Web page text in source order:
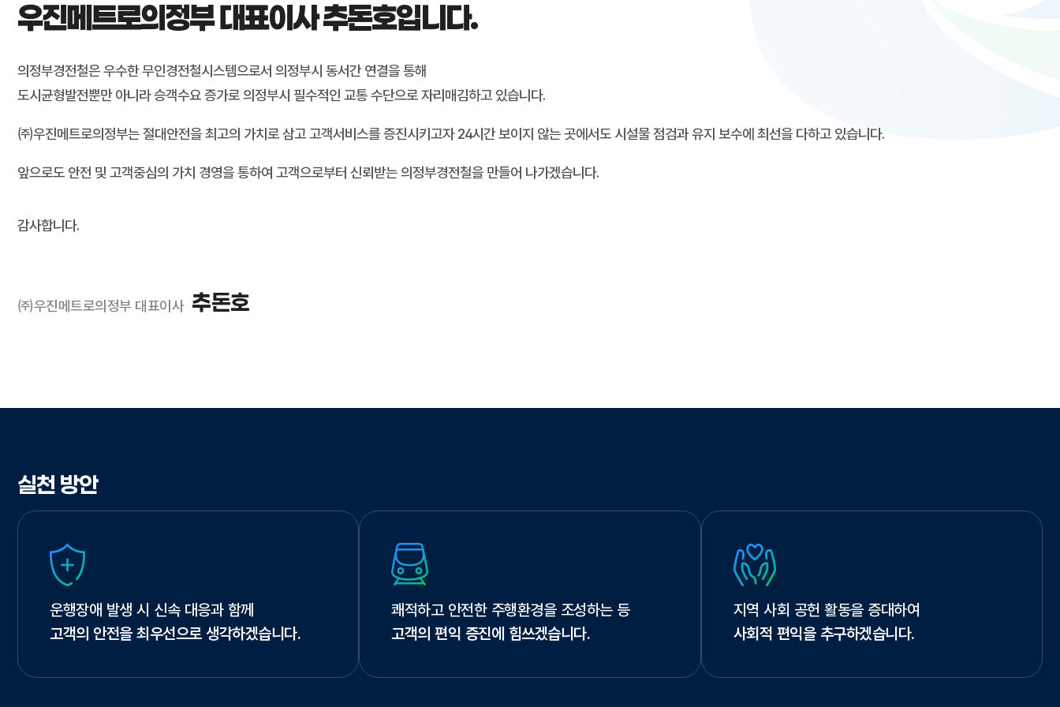
우진메트로의정부 대표이사 추돈호입니다.
의정부경전철은 우수한 무인경전철시스템으로서 의정부시 동서간 연결을 통해
도시균형발전뿐만 아니라 승객수요 증가로 의정부시 필수적인 교통 수단으로 자리매김하고 있습니다.
㈜우진메트로의정부는 절대안전을 최고의 가치로 삼고 고객서비스를 증진시키고자 24시간 보이지 않는 곳에서도 시설물 점검과 유지 보수에 최선을 다하고 있습니다.
앞으로도 안전 및 고객중심의 가치 경영을 통하여 고객으로부터 신뢰받는 의정부경전철을 만들어 나가겠습니다.
감사합니다.
㈜우진메트로의정부 대표이사 추돈호
실천 방안
운행장애 발생 시 신속 대응과 함께
고객의 안전을 최우선으로 생각하겠습니다.
쾌적하고 안전한 주행환경을 조성하는 등
고객의 편익 증진에 힘쓰겠습니다.
지역 사회 공헌 활동을 증대하여
사회적 편익을 추구하겠습니다.